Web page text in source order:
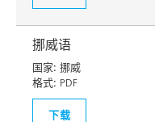
挪威语
国家: 挪威
格式: PDF
下载